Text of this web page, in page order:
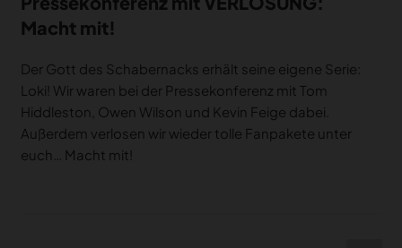
Macht mit!
Der Gott des Schabernacks erhält seine eigene Serie:
Loki! Wir waren bei der Pressekonferenz mit Tom
Hiddleston, Owen Wilson und Kevin Feige dabei.
Außerdem verlosen wir wieder tolle Fanpakete unter
euch… Macht mit!